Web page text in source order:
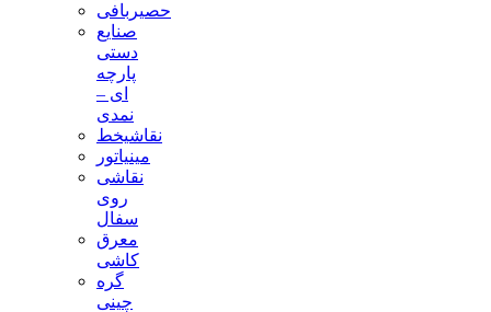
حصیربافی
صنایع
دستی
پارچه
ای –
نمدی
نقاشیخط
مینیاتور
نقاشی
روی
سفال
معرق
کاشی
گره
چینی